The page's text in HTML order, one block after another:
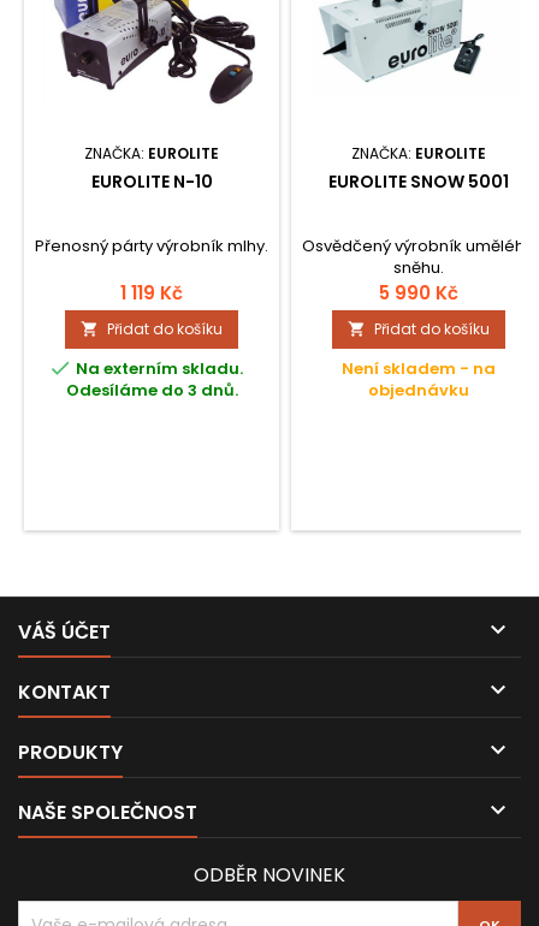
ZNAČKA: EUROLITE
EUROLITE N-10
Přenosný párty výrobník mlhy.
1 119 Kč
 Přidat do košíku
 Na externím skladu.
Odesíláme do 3 dnů.
ZNAČKA: EUROLITE
EUROLITE SNOW 5001
Osvědčený výrobník umělého
sněhu.
5 990 Kč
 Přidat do košíku
Není skladem - na
objednávku
VÁŠ ÚČET 
KONTAKT 
PRODUKTY 
NAŠE SPOLEČNOST 
ODBĚR NOVINEK